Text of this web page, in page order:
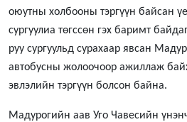
оюутны холбооны тэргүүн байсан
сургуулиа төгссөн гэх баримт
руу сургуульд сурахаар явсан
автобусны жолоочоор ажиллаж
эвлэлийн тэргүүн болсон байна.
Мадурогийн аав Уго Чавесийн